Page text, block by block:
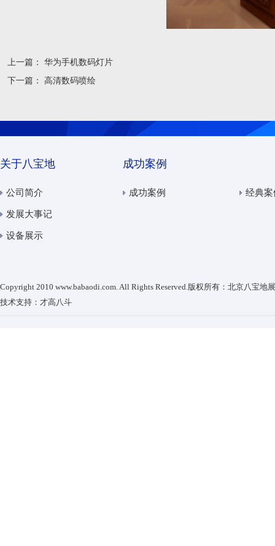
上一篇：
华为手机数码灯片
下一篇：
高清数码喷绘
关于八宝地
公司简介
发展大事记
设备展示
成功案例
成功案例 经典案
Copyright 2010 www.babaodi.com. All Rights Reserved.版权所有：北京八宝地
技术支持： 才高八斗